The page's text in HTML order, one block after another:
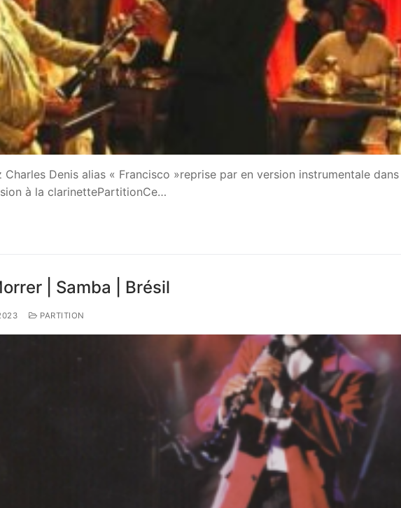
Denis alias « Francisco »reprise par en version instrumentale
à la clarinettePartitionCe…
| Samba | Brésil
PARTITION